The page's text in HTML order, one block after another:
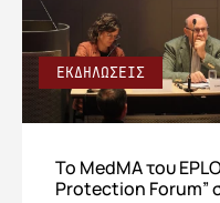
ΕΚΔΗΛΩΣΕΙΣ
Το MedMA του
Protection Forum”